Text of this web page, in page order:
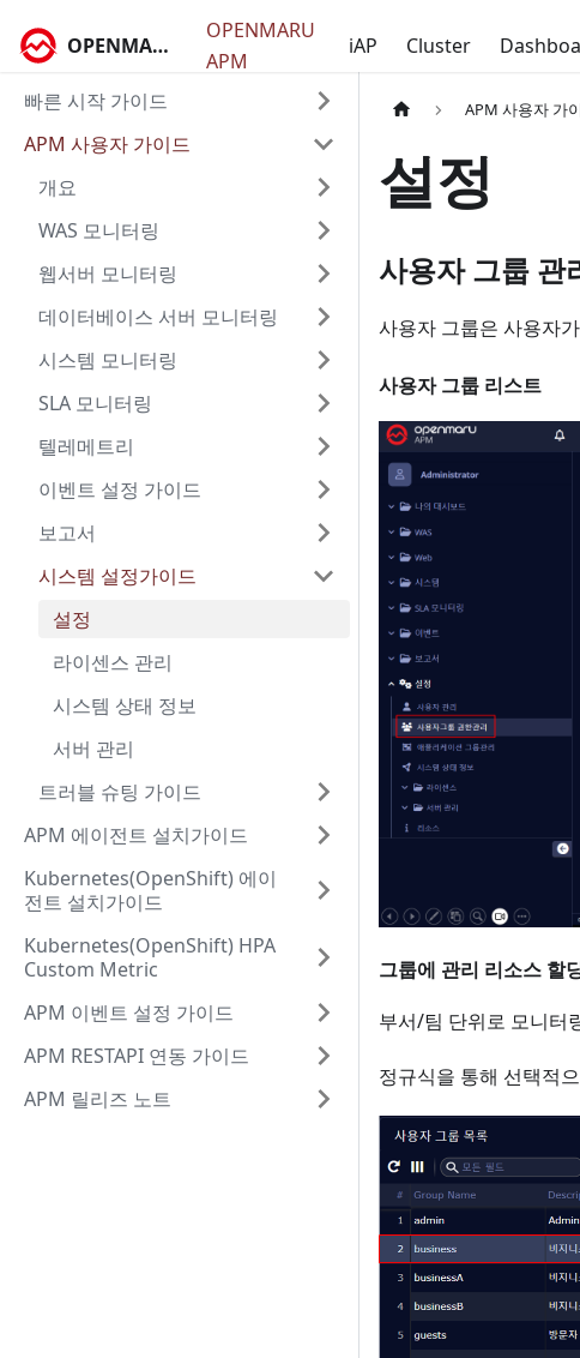
OPENMARU Docs
OPENMARU
APM
iAP Cluster
빠른 시작 가이드
APM 사용자 가이드
개요
WAS 모니터링
웹서버 모니터링
데이터베이스 서버 모니터링
시스템 모니터링
SLA 모니터링
텔레메트리
이벤트 설정 가이드
보고서
시스템 설정가이드
설정
라이센스 관리
시스템 상태 정보
서버 관리
트러블 슈팅 가이드
APM 에이전트 설치가이드
Kubernetes(OpenShift) 에이
전트 설치가이드
Kubernetes(OpenShift) HPA
Custom Metric
APM 이벤트 설정 가이드
APM RESTAPI 연동 가이드
APM 릴리즈 노트
APM 사용자 가
설정
사용자 그룹 관
사용자 그룹은 사용자
사용자 그룹 리스트
그룹에 관리 리소스 할
부서/팀 단위로 모니터
정규식을 통해 선택적